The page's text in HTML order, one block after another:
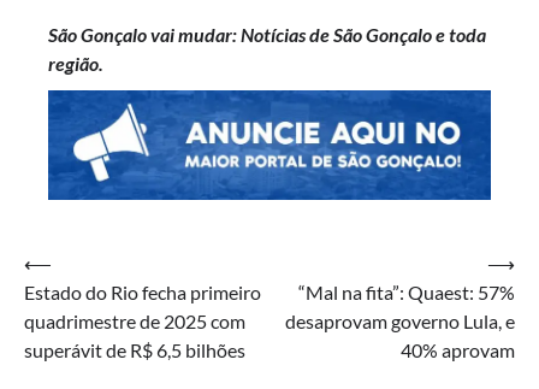
São Gonçalo vai mudar: Notícias de São Gonçalo e toda
região.
Navegação
de
Post
⟵
Estado do Rio fecha primeiro
quadrimestre de 2025 com
superávit de R$ 6,5 bilhões
“Mal na fita”: Quaest: 57%
desaprovam governo Lula, e
40% aprovam
⟶